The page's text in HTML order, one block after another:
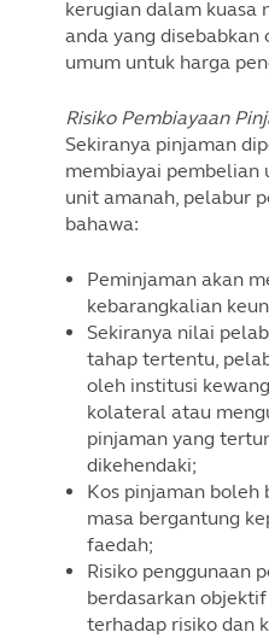
kerugian dalam kuasa
anda yang
umum untuk harga
Risiko Pembiayaan
Sekiranya pinjaman
membiayai pembelian
unit amanah, pelabur
bahawa:
Peminjaman akan
kebarangkalian
Sekiranya nilai
tahap tertentu,
oleh institusi
kolateral atau
pinjaman yang
dikehendaki;
Kos pinjaman boleh
masa bergantung
faedah;
Risiko penggunaan
berdasarkan
terhadap risiko dan